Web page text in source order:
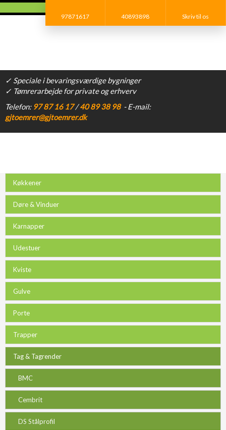
✓ Speciale i bevaringsværdige bygninger
✓ Tømrerarbejde for private og erhverv
​Telefon: 97 87 16 17​/40 89 38 98- E-mail:
gjtoemrer@gjtoemrer.dk
97871617 40893898 Skriv til os​
Køkkener
Døre & Vinduer
Karnapper
Udestuer
Kviste
Gulve
Porte
Trapper
Tag & Tagrender
BMC
Cembrit
DS Stålprofil